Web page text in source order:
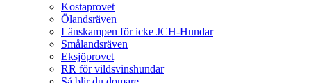
Kostaprovet
Ölandsräven
Länskampen för icke JCH-Hundar
Smålandsräven
Eksjöprovet
RR för vildsvinshundar